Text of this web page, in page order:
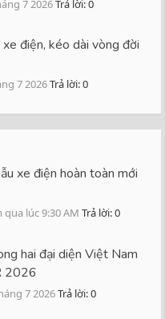
7 2026Trả lời: 0
điện, kéo dài vòng đời
7 2026Trả lời: 0
xe điện hoàn toàn mới
qua lúc 9:30 AM Trả lời: 0
hai đại diện Việt Nam
2026
7 2026Trả lời: 0